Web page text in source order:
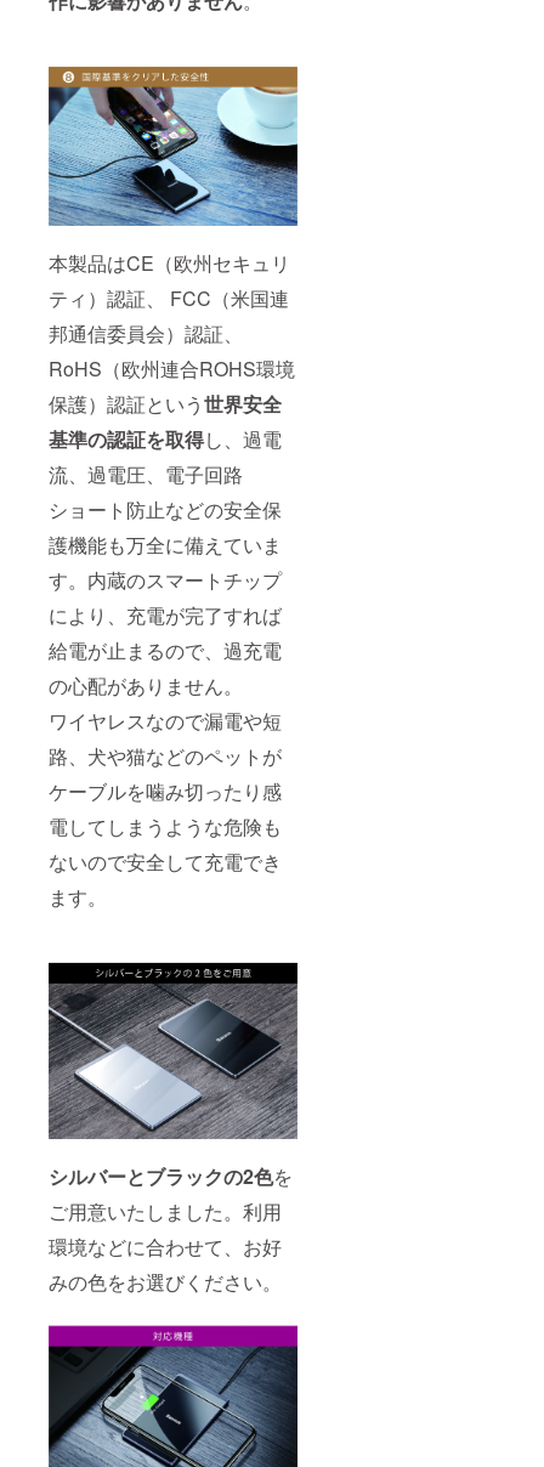
本製品はCE（欧州セキュリ
ティ）認証、 FCC（米国連
邦通信委員会）認証、
RoHS（欧州連合ROHS環境
保護）認証という世界安全
基準の認証を取得し、過電
流、過電圧、電子回路
ショート防止などの安全保
護機能も万全に備えていま
す。内蔵のスマートチップ
により、充電が完了すれば
給電が止まるので、過充電
の心配がありません。
ワイヤレスなので漏電や短
路、犬や猫などのペットが
ケーブルを噛み切ったり感
電してしまうような危険も
ないので安全して充電でき
ます。
シルバーとブラックの2色を
ご用意いたしました。利用
環境などに合わせて、お好
みの色をお選びください。